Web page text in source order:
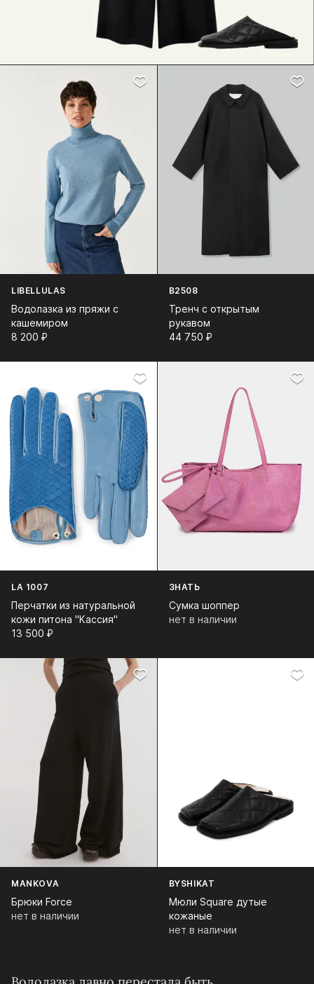
LIBELLULAS
Водолазка из пряжи с
кашемиром
8 200⁠ ⁠₽
B2508
Тренч с открытым
рукавом
44 750⁠ ⁠₽
LA 1007
Перчатки из натуральной
кожи питона "Кассия"
13 500⁠ ⁠₽
ЗНАТЬ
Сумка шоппер
нет в наличии
MANKOVA
Брюки Force
нет в наличии
BYSHIKAT
Мюли Square дутые
кожаные
нет в наличии